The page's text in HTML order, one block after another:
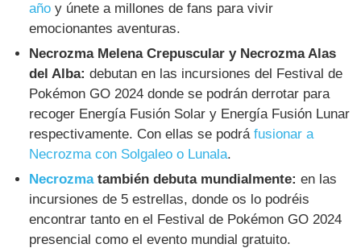
año y únete a millones de fans para vivir
emocionantes aventuras.
Necrozma Melena Crepuscular y Necrozma Alas
del Alba: debutan en las incursiones del Festival de
Pokémon GO 2024 donde se podrán derrotar para
recoger Energía Fusión Solar y Energía Fusión Lunar
respectivamente. Con ellas se podráfusionar a
Necrozma con Solgaleo o Lunala.
Necrozmatambién debuta mundialmente: en las
incursiones de 5 estrellas, donde os lo podréis
encontrar tanto en el Festival de Pokémon GO 2024
presencial como el evento mundial gratuito.